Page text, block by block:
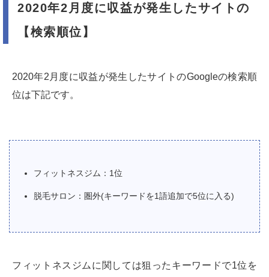
2020年2月度に収益が発生したサイトの
【検索順位】
2020年2月度に収益が発生したサイトのGoogleの検索順
位は下記です。
フィットネスジム：1位
脱毛サロン：圏外(キーワードを1語追加で5位に入る)
フィットネスジムに関しては狙ったキーワードで1位を